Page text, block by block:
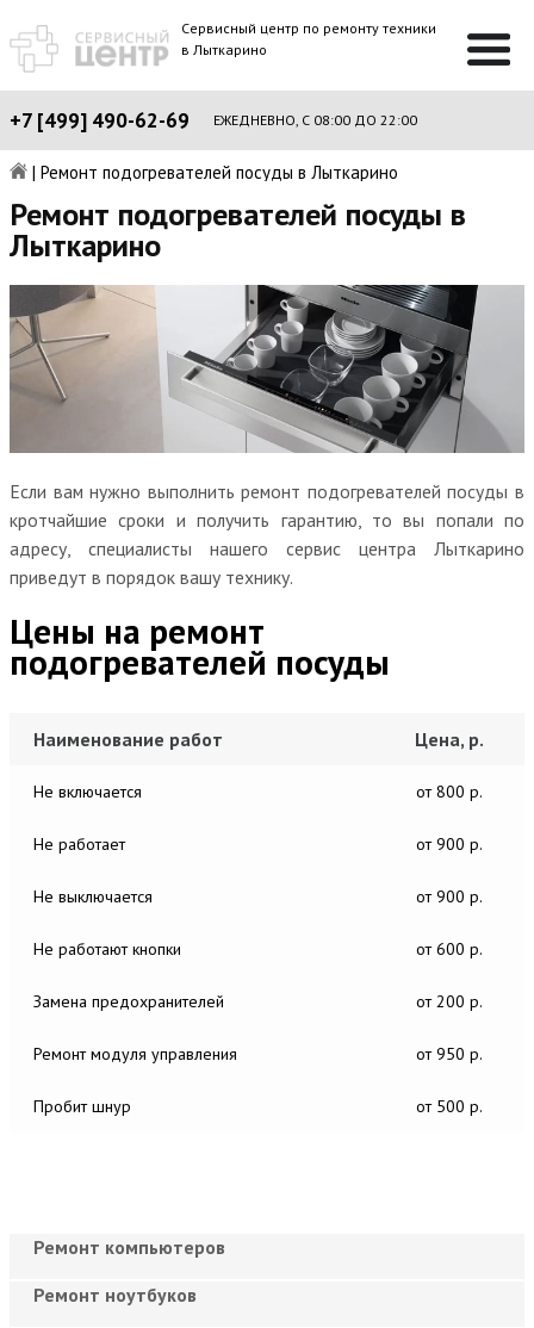
Сервисный центр по ремонту техники
в Лыткарино
+7 [499] 490-62-69 ЕЖЕДНЕВНО, С 08:00 ДО 22:00
| Ремонт подогревателей посуды в Лыткарино
Ремонт подогревателей посуды в
Лыткарино
Если вам нужно выполнить ремонт подогревателей посуды в
кротчайшие сроки и получить гарантию, то вы попали по
адресу, специалисты нашего сервис центра Лыткарино
приведут в порядок вашу технику.
Цены на ремонт
подогревателей посуды
Наименование работ Цена, р.
Не включается от 800 р.
Не работает от 900 р.
Не выключается от 900 р.
Не работают кнопки от 600 р.
Замена предохранителей от 200 р.
Ремонт модуля управления от 950 р.
Пробит шнур от 500 р.
Ремонт компьютеров
Ремонт ноутбуков